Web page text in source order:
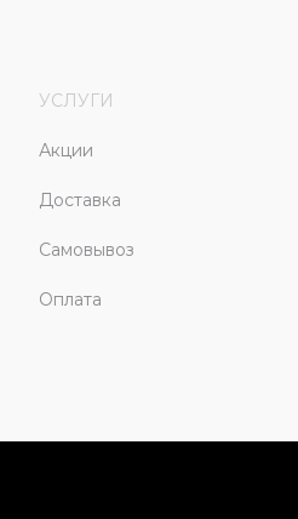
УСЛУГИ
Акции
Доставка
Самовывоз
Оплата